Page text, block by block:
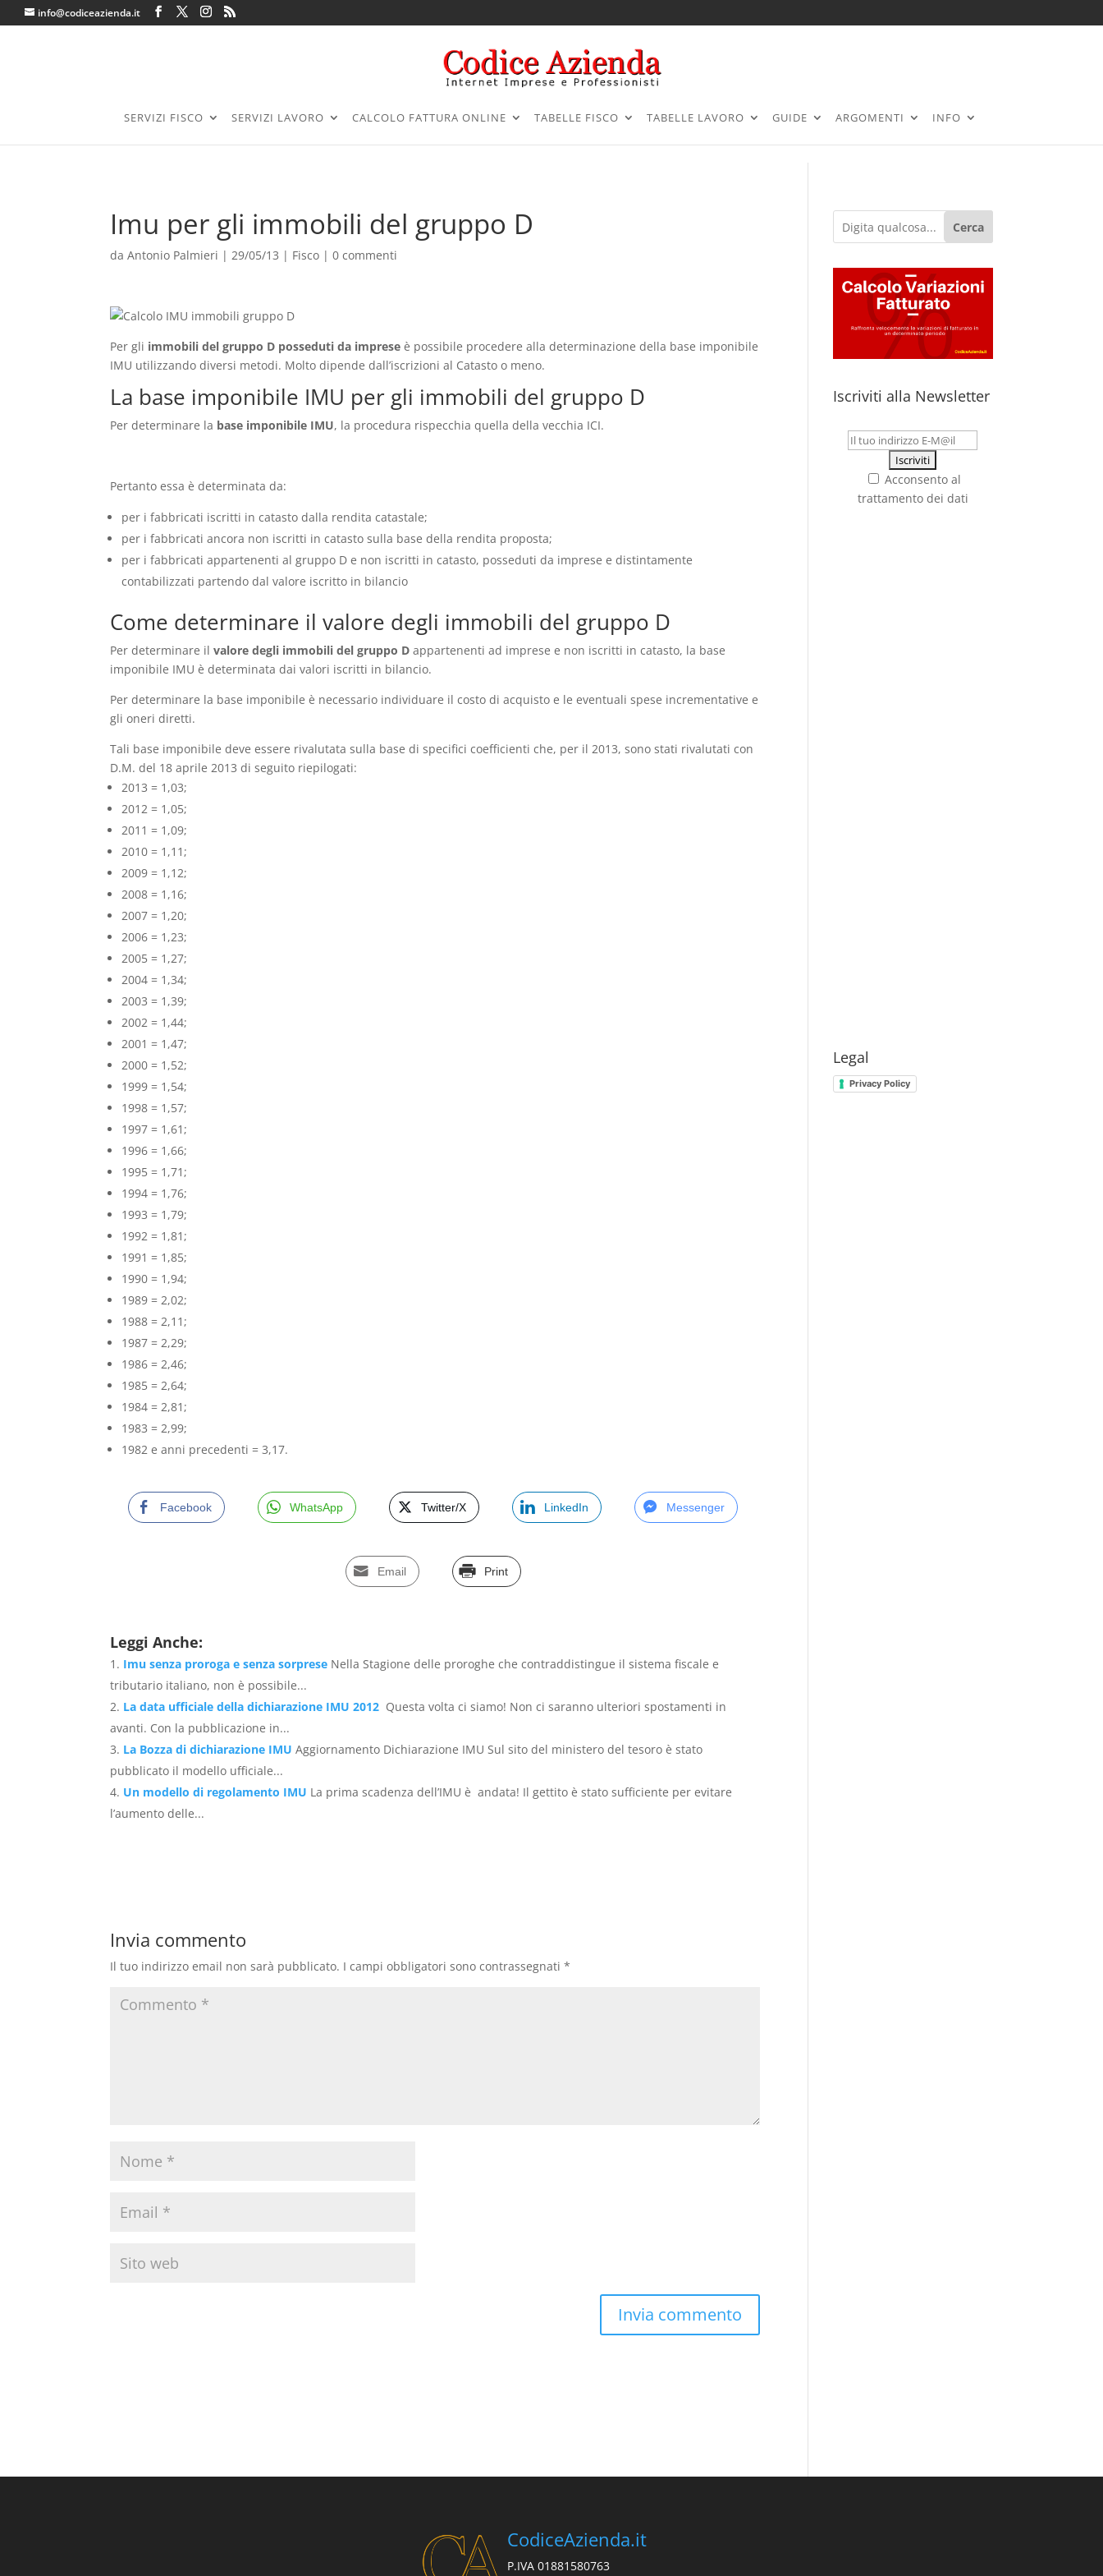
info@codiceazienda.it
SERVIZI FISCO SERVIZI LAVORO CALCOLO FATTURA ONLINE TABELLE FISCO TABELLE LAVORO GUIDE ARGOMENTI INFO
Imu per gli immobili del gruppo D
daAntonio Palmieri |29/05/13 | Fisco |0 commenti
Per gli immobili del gruppo D posseduti da impreseè possibile procedere alla determinazione della base imponibile
IMU utilizzando diversi metodi. Molto dipende dall’iscrizioni al Catasto o meno.
La base imponibile IMU per gli immobili del gruppo D
Per determinare la base imponibile IMU, la procedura rispecchia quella della vecchia ICI.
Pertanto essa è determinata da:
per i fabbricati iscritti in catasto dalla rendita catastale;
per i fabbricati ancora non iscritti in catasto sulla base della rendita proposta;
per i fabbricati appartenenti al gruppo D e non iscritti in catasto, posseduti da imprese e distintamente
contabilizzati partendo dal valore iscritto in bilancio
Come determinare il valore degli immobili del gruppo D
Per determinare ilvalore degli immobili del gruppo Dappartenenti ad imprese e non iscritti in catasto, la base
imponibile IMU è determinata dai valori iscritti in bilancio.
Per determinare la base imponibile è necessario individuare il costo di acquisto e le eventuali spese incrementative e
gli oneri diretti.
Tali base imponibile deve essere rivalutata sulla base di specifici coefficienti che, per il 2013, sono stati rivalutati con
D.M. del 18 aprile 2013 di seguito riepilogati:
2013 = 1,03;
2012 = 1,05;
2011 = 1,09;
2010 = 1,11;
2009 = 1,12;
2008 = 1,16;
2007 = 1,20;
2006 = 1,23;
2005 = 1,27;
2004 = 1,34;
2003 = 1,39;
2002 = 1,44;
2001 = 1,47;
2000 = 1,52;
1999 = 1,54;
1998 = 1,57;
1997 = 1,61;
1996 = 1,66;
1995 = 1,71;
1994 = 1,76;
1993 = 1,79;
1992 = 1,81;
1991 = 1,85;
1990 = 1,94;
1989 = 2,02;
1988 = 2,11;
1987 = 2,29;
1986 = 2,46;
1985 = 2,64;
1984 = 2,81;
1983 = 2,99;
1982 e anni precedenti = 3,17.
Facebook WhatsApp Twitter/X LinkedIn Messenger
Email Print
Leggi Anche:
Imu senza proroga e senza sorprese Nella Stagione delle proroghe che contraddistingue il sistema fiscale e
tributario italiano, non è possibile...
La data ufficiale della dichiarazione IMU 2012 Questa volta ci siamo! Non ci saranno ulteriori spostamenti in
avanti. Con la pubblicazione in...
La Bozza di dichiarazione IMU Aggiornamento Dichiarazione IMU Sul sito del ministero del tesoro è stato
pubblicato il modello ufficiale...
Un modello di regolamento IMU La prima scadenza dell’IMU è andata! Il gettito è stato sufficiente per evitare
l’aumento delle...
Invia commento
Il tuo indirizzo email non sarà pubblicato. I campi obbligatori sono contrassegnati*
Cerca
Iscriviti alla Newsletter
Acconsento al
trattamento dei dati
Legal
Privacy Policy
CodiceAzienda.it
P.IVA 01881580763